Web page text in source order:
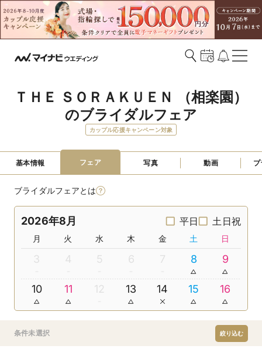
ＴＨＥ ＳＯＲＡＫＵＥＮ （相楽園）
のブライダルフェア
カップル応援キャンペーン対象
基本情報 フェア 写真 動画
ブライダルフェアとは
2026年8月 平日 土日祝
月 火 水 木 金 土 日
3 4 5 6 7 8 9
10 11 12 13 14 15 16
条件未選択 絞り込む